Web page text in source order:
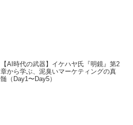
【AI時代の武器】イケハヤ氏『明鏡』第2
章から学ぶ、泥臭いマーケティングの真
髄（Day1〜Day5）